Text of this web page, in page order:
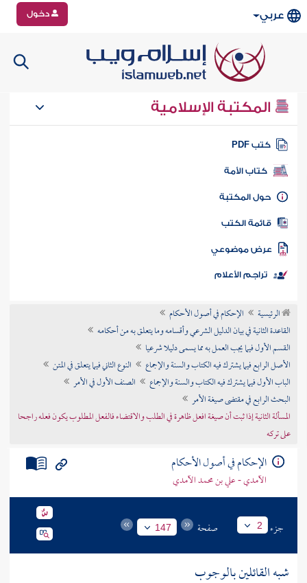
عربي دخول
المكتبة الإسلامية
كتب PDF
كتاب الأمة
المكتبة
الكتب
موضوعي
تراجم الأعلام
الرئيسية
الإحكام في أصول الأحكام
القاعدة الثانية في بيان الدليل الشرعي وأقسامه وما يتعلق به من أحكامه
القسم الأول فيما يجب العمل به مما يسمى دليلا شرعيا
الأصل الرابع فيما يشترك فيه الكتاب والسنة والإجماع
النوع الثاني فيما يتعلق في المتن
الباب الأول فيما يشترك فيه الكتاب والسنة والإجماع
الصنف الأول في الأمر
البحث الرابع في مقتضى صيغة الأمر
المسألة الثانية إذا ثبت أن صيغة افعل ظاهرة في الطلب والاقتضاء فالفعل المطلوب يكون فعله راجحا
على تركه
الإحكام في أصول الأحكام
الآمدي - علي بن محمد الآمدي
جزء 2 صفحة 147
شبه القائلين بالوجوب